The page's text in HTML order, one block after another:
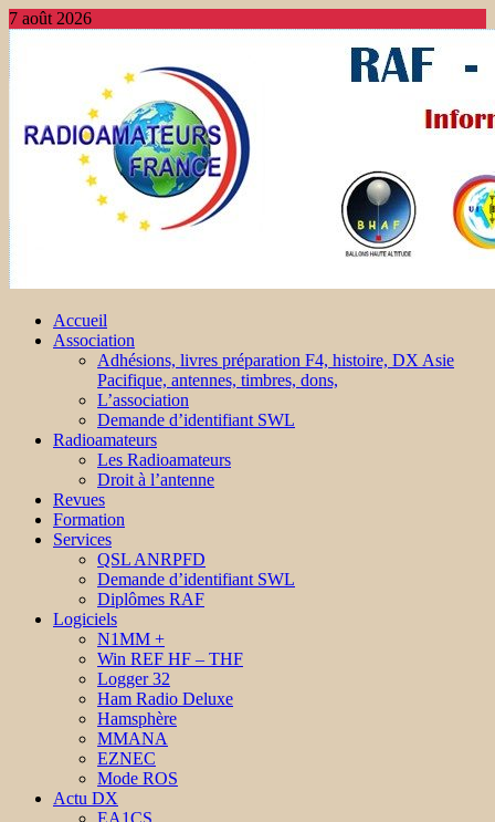
7 août 2026
Accueil
Association
Adhésions, livres préparation F4, histoire, DX Asie
Pacifique, antennes, timbres, dons,
L’association
Demande d’identifiant SWL
Radioamateurs
Les Radioamateurs
Droit à l’antenne
Revues
Formation
Services
QSL ANRPFD
Demande d’identifiant SWL
Diplômes RAF
Logiciels
N1MM +
Win REF HF – THF
Logger 32
Ham Radio Deluxe
Hamsphère
MMANA
EZNEC
Mode ROS
Actu DX
EA1CS